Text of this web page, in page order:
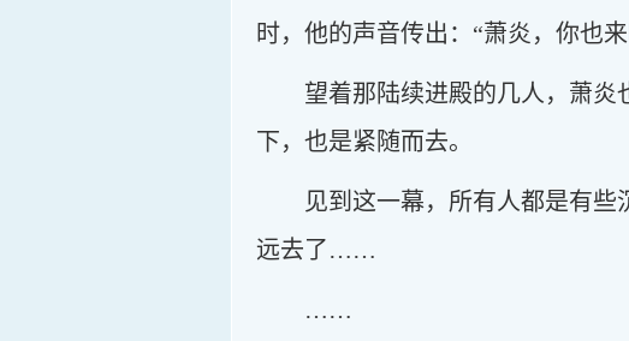
时，他的声音传出：“萧炎，你也
望着那陆续进殿的几人，萧
下，也是紧随而去。
见到这一幕，所有人都是有
远去了……
……